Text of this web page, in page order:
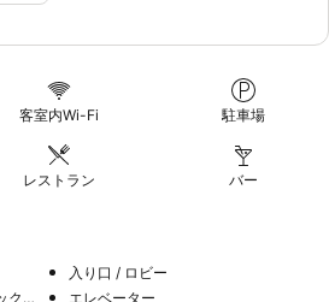
客室内Wi-Fi 駐車場
レストラン バー
入り口 / ロビー
スピードチェックイン / チェックアウト
エレベーター